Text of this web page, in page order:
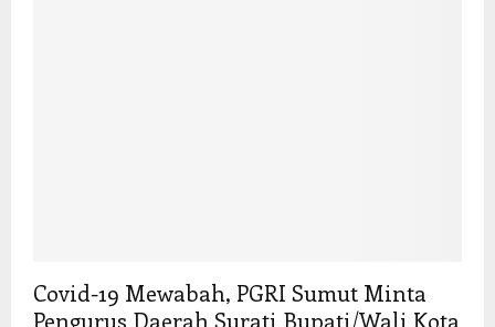
Covid-19 Mewabah, PGRI Sumut Minta
Pengurus Daerah Surati Bupati/Wali Kota